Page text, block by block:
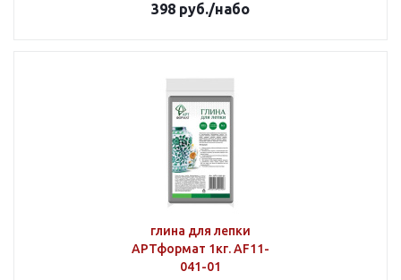
398 руб./набо
глина для лепки
АРТформат 1кг. AF11-
041-01